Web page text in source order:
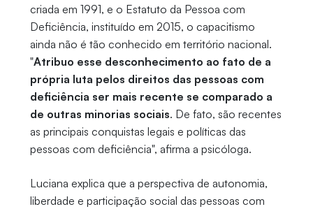
criada em 1991, e o Estatuto da Pessoa com
Deficiência, instituído em 2015, o capacitismo
ainda não é tão conhecido em território nacional.
"Atribuo esse desconhecimento ao fato de a
própria luta pelos direitos das pessoas com
deficiência ser mais recente se comparado a
de outras minorias sociais. De fato, são recentes
as principais conquistas legais e políticas das
pessoas com deficiência", afirma a psicóloga.
Luciana explica que a perspectiva de autonomia,
liberdade e participação social das pessoas com